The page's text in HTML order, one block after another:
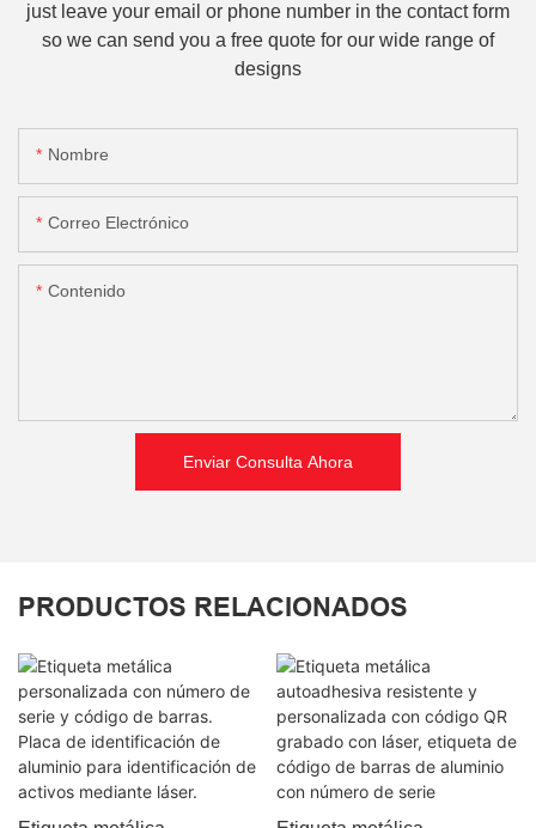
just leave your email or phone number in the contact form
so we can send you a free quote for our wide range of
designs
Nombre
Correo Electrónico
Contenido
Enviar Consulta Ahora
PRODUCTOS RELACIONADOS